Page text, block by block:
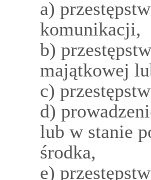
a)
komunikacji,
b)
majątkowej
c)
d)
lub w stanie
środka,
e)